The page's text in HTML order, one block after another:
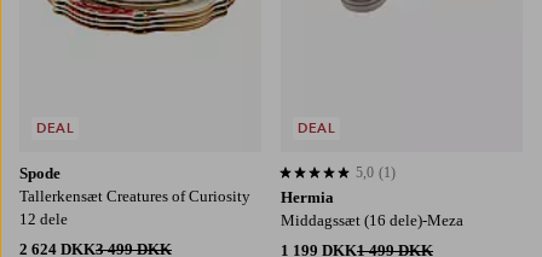
Spode
Tallerkensæt Creatures of Curiosity
12 dele
2 624 DKK3 499 DKK
DEAL
Hermia
Middagssæt (16 dele)-Meza
1 199 DKK1 499 DKK
5,0 baseret på 1 bedømmelser
5,0 (1)
DEAL